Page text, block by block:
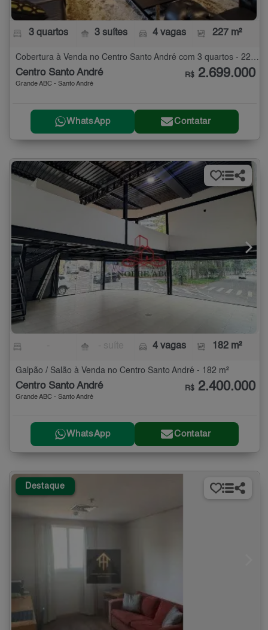
3 quartos 3 suítes 4 vagas 227 m²
Cobertura à Venda no Centro Santo André com 3 quartos - 227 m²
Centro Santo André
Grande ABC - Santo André
R$ 2.699.000
WhatsApp Contatar
4 vagas 182 m²
Galpão / Salão à Venda no Centro Santo André - 182 m²
Centro Santo André
Grande ABC - Santo André
R$ 2.400.000
WhatsApp Contatar
Destaque